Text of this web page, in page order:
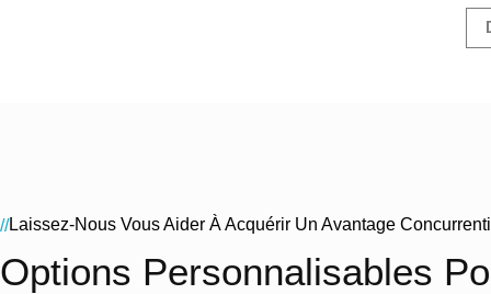
//Laissez-Nous Vous Aider À Acquérir Un Avantage
Options Personnalisables